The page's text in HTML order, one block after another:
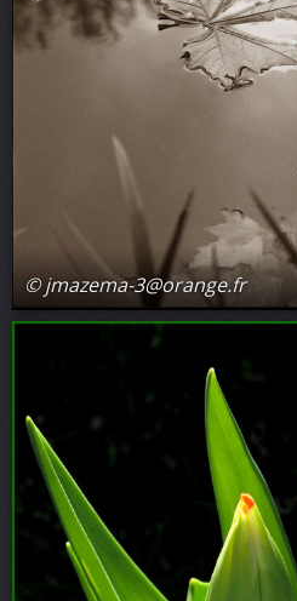
© jmazema-3@orange.fr